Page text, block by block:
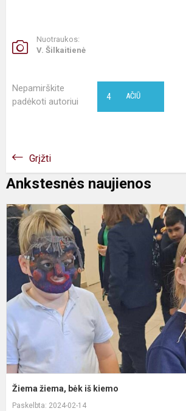
Nuotraukos:
V. Šilkaitienė
Nepamirškite
padėkoti autoriui
AČIŪ
4
Grįžti
Ankstesnės naujienos
Žiema žiema, bėk iš kiemo
Paskelbta: 2024-02-14